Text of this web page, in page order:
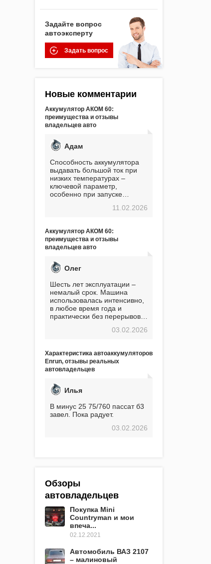
Задайте вопрос
автоэксперту
Задать вопрос
Новые комментарии
Аккумулятор АКОМ 60:
преимущества и отзывы
владельцев авто
Адам
Способность аккумулятора
выдавать большой ток при
низких температурах –
ключевой параметр,
особенно при запуске
показывает, что данный
стоимость. Долго сомневался
перед приобретением, но в
итоге ни разу не пожалел.
вложение, избавляющее от
головной боли, связанной с
АКБ. Подтверждаю
11.02.2026
Аккумулятор АКОМ 60:
преимущества и отзывы
владельцев авто
Олег
Шесть лет эксплуатации –
немалый срок. Машина
использовалась интенсивно,
в любое время года и
практически без перерывов.
экстремальные морозы,
прогревался, чтобы избежать
проблем. И тем не менее, за
весь период использования
связанной с аккумулятором.
Прекрасный аккумулятор!
Недавно установил новый
АКОМ + EFB 75. Судя по
характеристикам, он даже
превосходит предыдущую
03.02.2026
Характеристика автоаккумуляторов
Enrun, отзывы реальных
автовладельцев
Илья
В минус 25 75/760 пассат б3
завел. Пока радует.
03.02.2026
Обзоры
автовладельцев
Покупка Mini
Countryman и мои
впеча...
02.12.2021
Автомобиль ВАЗ 2107
– малиновый